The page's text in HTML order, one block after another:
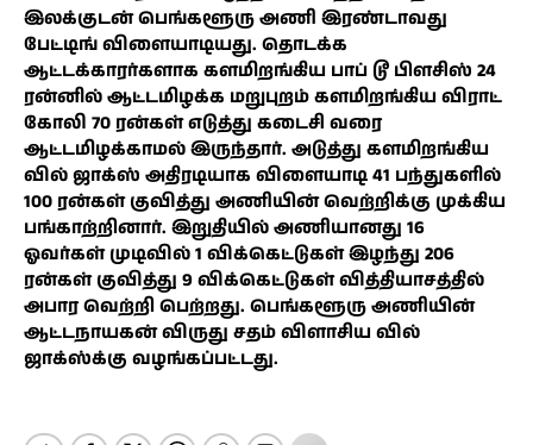
இலக்குடன் பெங்களூரு அணி இரண்டாவது
பேட்டிங் விளையாடியது. தொடக்க
ஆட்டக்காரர்களாக களமிறங்கிய பாப் டூ பிளசிஸ் 24
ரன்னில் ஆட்டமிழக்க மறுபுறம் களமிறங்கிய விராட்
கோலி 70 ரன்கள் எடுத்து கடைசி வரை
ஆட்டமிழக்காமல் இருந்தார். அடுத்து களமிறங்கிய
வில் ஜாக்ஸ் அதிரடியாக விளையாடி 41 பந்துகளில்
100 ரன்கள் குவித்து அணியின் வெற்றிக்கு முக்கிய
பங்காற்றினார். இறுதியில் அணியானது 16
ஓவர்கள் முடிவில் 1 விக்கெட்டுகள் இழந்து 206
ரன்கள் குவித்து 9 விக்கெட்டுகள் வித்தியாசத்தில்
அபார வெற்றி பெற்றது. பெங்களூரு அணியின்
ஆட்டநாயகன் விருது சதம் விளாசிய வில்
ஜாக்ஸ்க்கு வழங்கப்பட்டது.